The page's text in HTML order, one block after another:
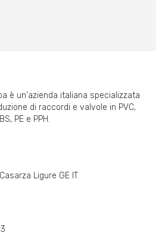
è un'azienda italiana specializzata
di raccordi e valvole in PVC,
PE e PPH.
Ligure GE IT